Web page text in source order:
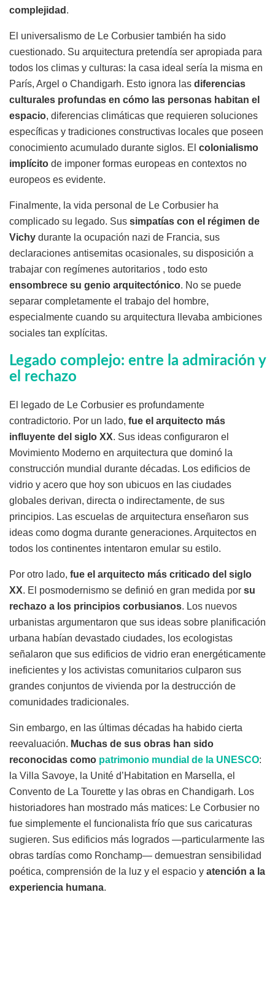
complejidad .
El universalismo de Le Corbusier también ha sido
cuestionado. Su arquitectura pretendía ser apropiada para
todos los climas y culturas: la casa ideal sería la misma en
París, Argel o Chandigarh. Esto ignora las diferencias
culturales profundas en cómo las personas habitan el
espacio, diferencias climáticas que requieren soluciones
específicas y tradiciones constructivas locales que poseen
conocimiento acumulado durante siglos. El colonialismo
implícito de imponer formas europeas en contextos no
europeos es evidente.
Finalmente, la vida personal de Le Corbusier ha
complicado su legado. Sus simpatías con el régimen de
Vichy durante la ocupación nazi de Francia, sus
declaraciones antisemitas ocasionales, su disposición a
trabajar con regímenes autoritarios , todo esto
ensombrece su genio arquitectónico. No se puede
separar completamente el trabajo del hombre,
especialmente cuando su arquitectura llevaba ambiciones
sociales tan explícitas.
Legado complejo: entre la admiración y
el rechazo
El legado de Le Corbusier es profundamente
contradictorio. Por un lado, fue el arquitecto más
influyente del siglo XX. Sus ideas configuraron el
Movimiento Moderno en arquitectura que dominó la
construcción mundial durante décadas. Los edificios de
vidrio y acero que hoy son ubicuos en las ciudades
globales derivan, directa o indirectamente, de sus
principios. Las escuelas de arquitectura enseñaron sus
ideas como dogma durante generaciones. Arquitectos en
todos los continentes intentaron emular su estilo.
Por otro lado, fue el arquitecto más criticado del siglo
XX. El posmodernismo se definió en gran medida por su
rechazo a los principios corbusianos. Los nuevos
urbanistas argumentaron que sus ideas sobre planificación
urbana habían devastado ciudades, los ecologistas
señalaron que sus edificios de vidrio eran energéticamente
ineficientes y los activistas comunitarios culparon sus
grandes conjuntos de vivienda por la destrucción de
comunidades tradicionales.
Sin embargo, en las últimas décadas ha habido cierta
reevaluación. Muchas de sus obras han sido
reconocidas como patrimonio mundial de la UNESCO:
la Villa Savoye, la Unité d’Habitation en Marsella, el
Convento de La Tourette y las obras en Chandigarh. Los
historiadores han mostrado más matices: Le Corbusier no
fue simplemente el funcionalista frío que sus caricaturas
sugieren. Sus edificios más logrados —particularmente las
obras tardías como Ronchamp— demuestran sensibilidad
poética, comprensión de la luz y el espacio y atención a la
experiencia humana.